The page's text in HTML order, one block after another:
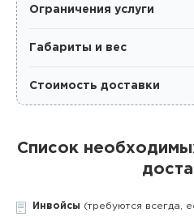
Ограничения услуги
Габариты и вес
Стоимость доставки
Список
Инвойсы (требуются всегда,